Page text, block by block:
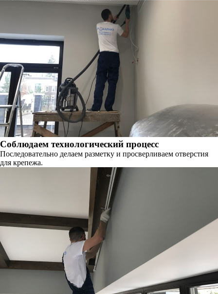
Соблюдаем технологический процесс
Последовательно делаем разметку и просверливаем отверстия
для крепежа.